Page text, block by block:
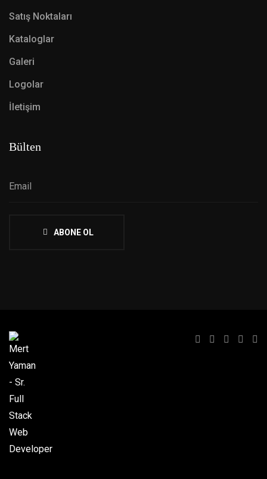
Satış Noktaları
Kataloglar
Galeri
Logolar
İletişim
Bülten
ABONE OL